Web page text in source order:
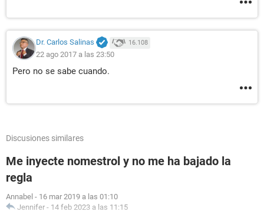
Dr. Carlos Salinas 16.108
22 ago 2017 a las 23:50
Pero no se sabe cuando.
Discusiones similares
Me inyecte nomestrol y no me ha bajado la
regla
Annabel - 16 mar 2019 a las 01:10
Jennifer - 14 feb 2023 a las 11:15